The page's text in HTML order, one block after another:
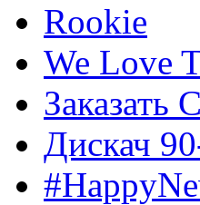
Rookie
We Love
Заказать
Дискач